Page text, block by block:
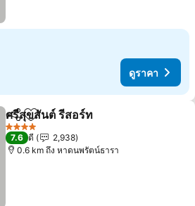
ดูราคา
แชร์ เพิ่มในรายการโปรด
ศรีสุขสันต์ รีสอร์ท
4 ดาว
7.6 ดี
2,938
0.6 km ถึง หาดนพรัตน์ธารา